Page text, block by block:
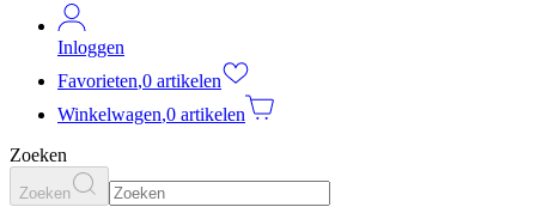
Inloggen
Favorieten,0 artikelen
Winkelwagen,0 artikelen
Zoeken
Zoeken